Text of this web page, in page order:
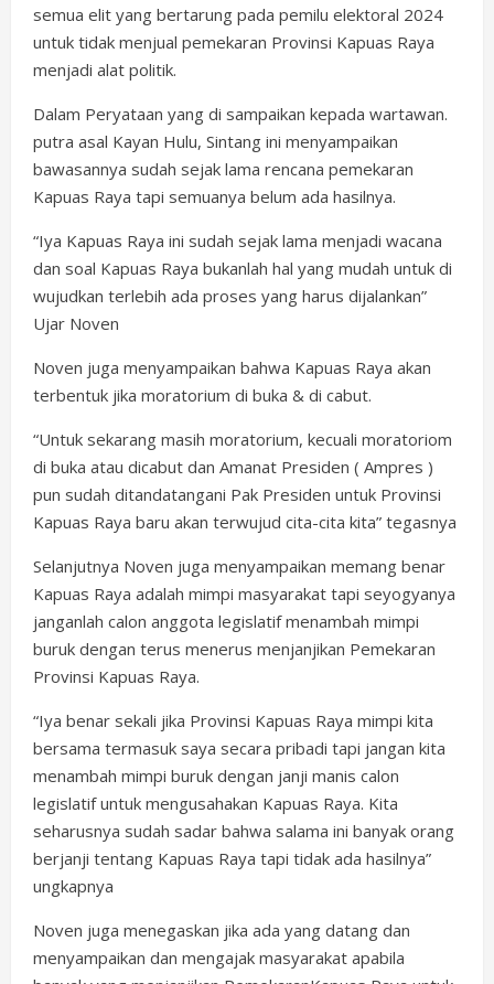
semua elit yang bertarung pada pemilu elektoral 2024
untuk tidak menjual pemekaran Provinsi Kapuas Raya
menjadi alat politik.
Dalam Peryataan yang di sampaikan kepada wartawan.
putra asal Kayan Hulu, Sintang ini menyampaikan
bawasannya sudah sejak lama rencana pemekaran
Kapuas Raya tapi semuanya belum ada hasilnya.
“Iya Kapuas Raya ini sudah sejak lama menjadi wacana
dan soal Kapuas Raya bukanlah hal yang mudah untuk di
wujudkan terlebih ada proses yang harus dijalankan”
Ujar Noven
Noven juga menyampaikan bahwa Kapuas Raya akan
terbentuk jika moratorium di buka & di cabut.
“Untuk sekarang masih moratorium, kecuali moratoriom
di buka atau dicabut dan Amanat Presiden ( Ampres )
pun sudah ditandatangani Pak Presiden untuk Provinsi
Kapuas Raya baru akan terwujud cita-cita kita” tegasnya
Selanjutnya Noven juga menyampaikan memang benar
Kapuas Raya adalah mimpi masyarakat tapi seyogyanya
janganlah calon anggota legislatif menambah mimpi
buruk dengan terus menerus menjanjikan Pemekaran
Provinsi Kapuas Raya.
“Iya benar sekali jika Provinsi Kapuas Raya mimpi kita
bersama termasuk saya secara pribadi tapi jangan kita
menambah mimpi buruk dengan janji manis calon
legislatif untuk mengusahakan Kapuas Raya. Kita
seharusnya sudah sadar bahwa salama ini banyak orang
berjanji tentang Kapuas Raya tapi tidak ada hasilnya”
ungkapnya
Noven juga menegaskan jika ada yang datang dan
menyampaikan dan mengajak masyarakat apabila